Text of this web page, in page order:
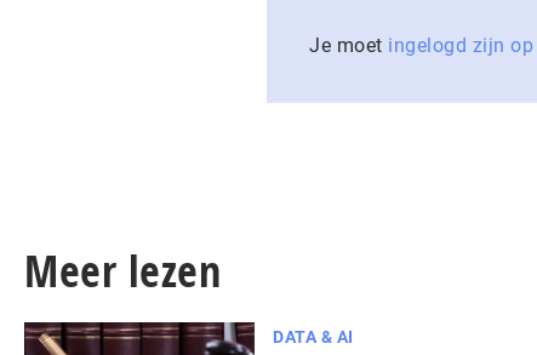
Je moet ingelogd zijn op
Meer lezen
DATA & AI